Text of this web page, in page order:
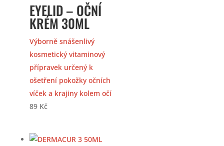
EYELID – OČNÍ
KRÉM 30ML
Výborně snášenlivý
kosmetický vitaminový
přípravek určený k
ošetření pokožky očních
víček a krajiny kolem očí
89 Kč